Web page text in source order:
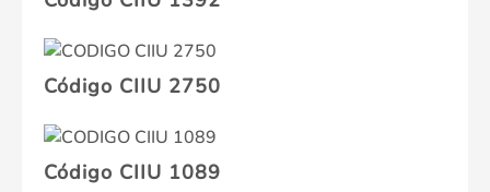
Código CIIU 2750
Código CIIU 1089